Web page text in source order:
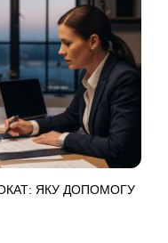
ЯКУ ДОПОМОГУ